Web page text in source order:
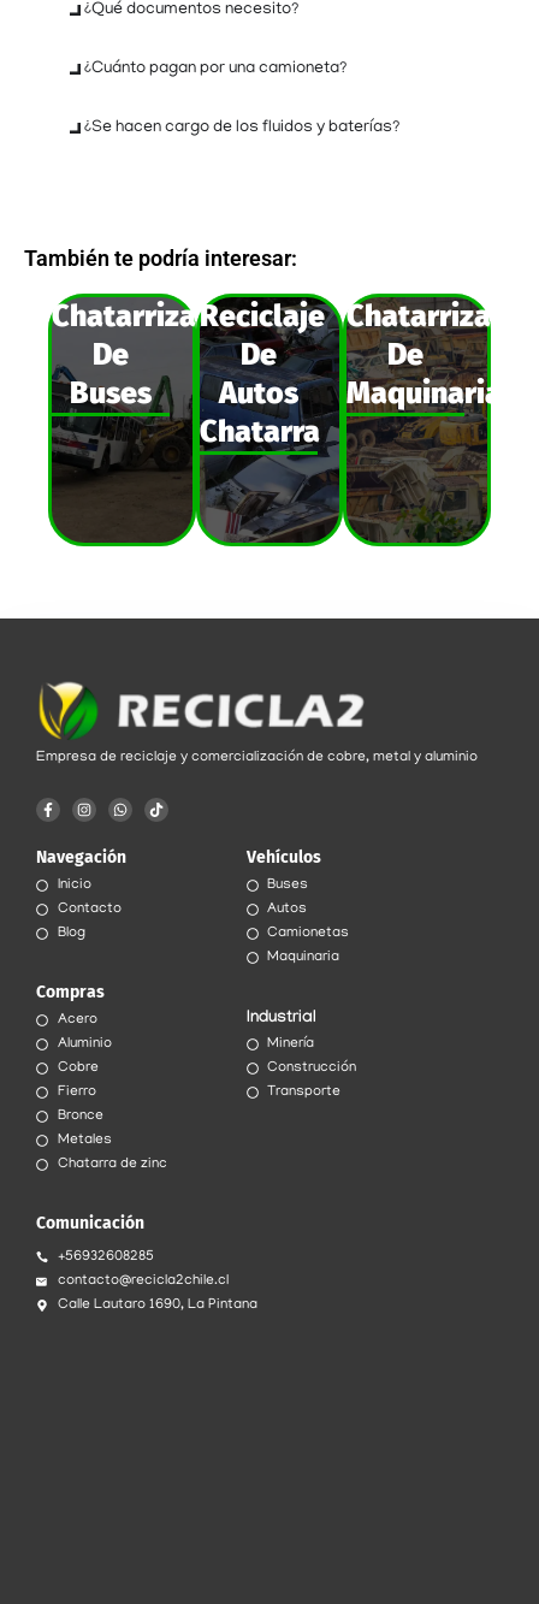
¿Qué documentos necesito?
¿Cuánto pagan por una camioneta?
¿Se hacen cargo de los fluidos y baterías?
También te podría interesar:
Chatarrización
De
Buses
Reciclaje
De
Autos
Chatarra
De
Maquinarias
Empresa de reciclaje y comercialización de cobre, metal y aluminio
F
a
b
o
k
-
f
I
n
a
r
a
W
h
s
p
T
i
Navegación
Inicio
Contacto
Blog
Compras
Acero
Aluminio
Cobre
Fierro
Bronce
Metales
Chatarra de zinc
Vehículos
Buses
Autos
Camionetas
Maquinaria
Industrial
Minería
Construcción
Transporte
Comunicación
+56932608285
contacto@recicla2chile.cl
Calle Lautaro 1690, La Pintana